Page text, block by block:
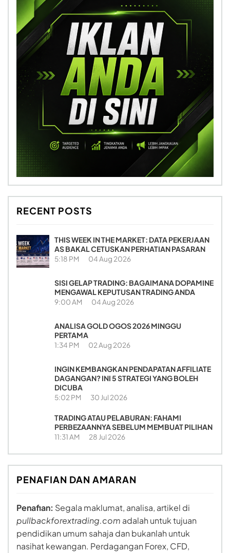
RECENT POSTS
THIS WEEK IN THE MARKET: DATA PEKERJAAN
AS BAKAL CETUSKAN PERHATIAN PASARAN
5:18 PM 04 Aug 2026
SISI GELAP TRADING: BAGAIMANA DOPAMINE
MENGAWAL KEPUTUSAN TRADING ANDA
9:00 AM 04 Aug 2026
ANALISA GOLD OGOS 2026 MINGGU
PERTAMA
1:34 PM 02 Aug 2026
INGIN KEMBANGKAN PENDAPATAN AFFILIATE
DAGANGAN? INI 5 STRATEGI YANG BOLEH
DICUBA
5:02 PM 30 Jul 2026
TRADING ATAU PELABURAN: FAHAMI
PERBEZAANNYA SEBELUM MEMBUAT PILIHAN
11:31 AM 28 Jul 2026
PENAFIAN DAN AMARAN
Penafian: Segala maklumat, analisa, artikel di
pullbackforextrading.com adalah untuk tujuan
pendidikan umum sahaja dan bukanlah untuk
nasihat kewangan. Perdagangan Forex, CFD,